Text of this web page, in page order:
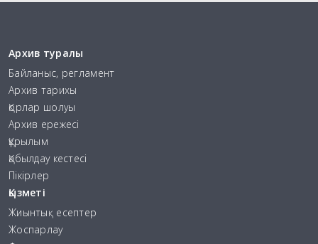
Архив туралы
Байланыс, регламент
Архив тарихы
Қорлар шолуы
Архив ережесі
Құрылым
Қабылдау кестесі
Пікірлер
Қызметі
Жиынтық есептер
Жоспарлау